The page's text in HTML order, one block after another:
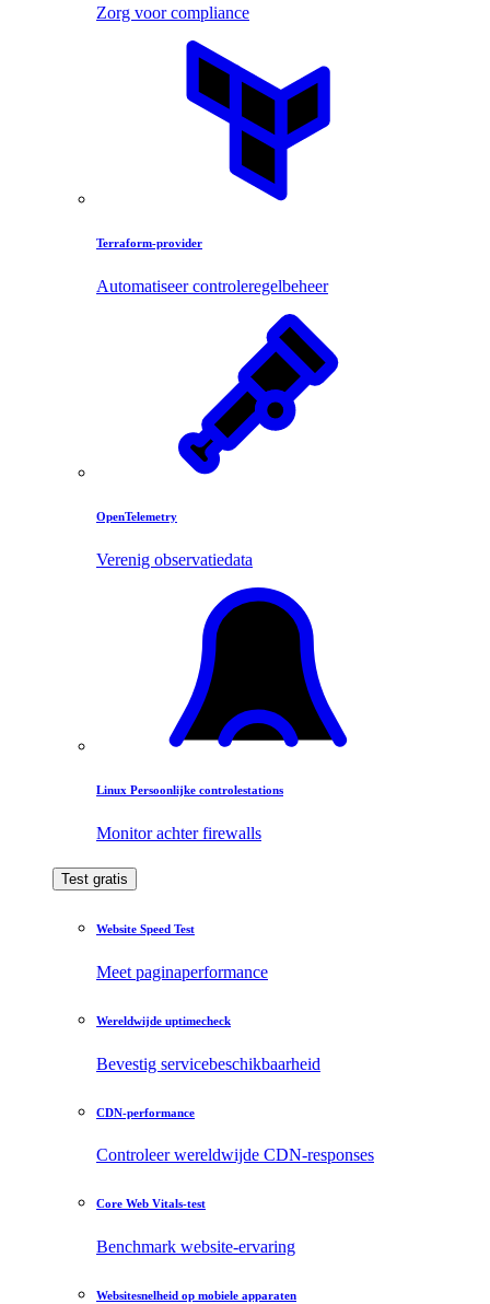
Zorg voor compliance
Terraform-provider
Automatiseer controleregelbeheer
OpenTelemetry
Verenig observatiedata
Linux Persoonlijke controlestations
Monitor achter firewalls
Test gratis
Website Speed Test
Meet paginaperformance
Wereldwijde uptimecheck
Bevestig servicebeschikbaarheid
CDN-performance
Controleer wereldwijde CDN-responses
Core Web Vitals-test
Benchmark website-ervaring
Websitesnelheid op mobiele apparaten